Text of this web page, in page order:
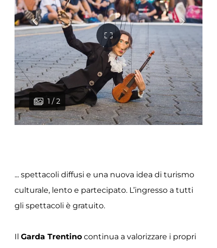
1 / 2
2 / 2
... spettacoli diffusi e una nuova idea di turismo
culturale, lento e partecipato. L’ingresso a tutti
gli spettacoli è gratuito.
Il Garda Trentino continua a valorizzare i propri